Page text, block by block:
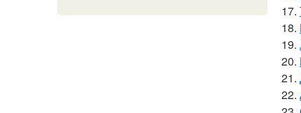
17.
18.
19.
20.
21.
22.